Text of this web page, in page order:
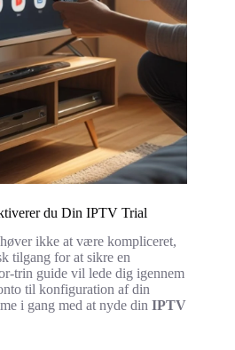
du Din IPTV Trial
ikke at være kompliceret,
tilgang for at sikre en
trin guide vil lede dig igennem
til konfiguration af din
i gang med at nyde din IPTV